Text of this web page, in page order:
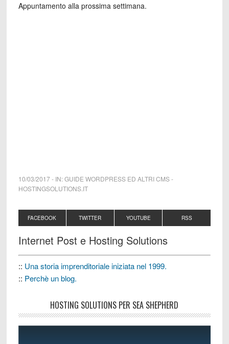
Appuntamento alla prossima settimana.
10/03/2017- IN:GUIDE WORDPRESS ED ALTRI CMS-
HOSTINGSOLUTIONS.IT
FACEBOOK TWITTER YOUTUBE RSS
Internet Post e Hosting Solutions
:: Una storia imprenditoriale iniziata nel 1999.
:: Perchè un blog.
HOSTING SOLUTIONS PER SEA SHEPHERD